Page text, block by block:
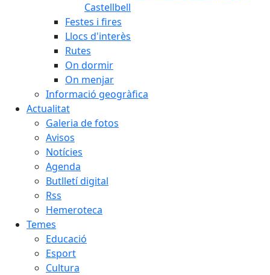
Castellbell
Festes i fires
Llocs d'interès
Rutes
On dormir
On menjar
Informació geogràfica
Actualitat
Galeria de fotos
Avisos
Notícies
Agenda
Butlletí digital
Rss
Hemeroteca
Temes
Educació
Esport
Cultura